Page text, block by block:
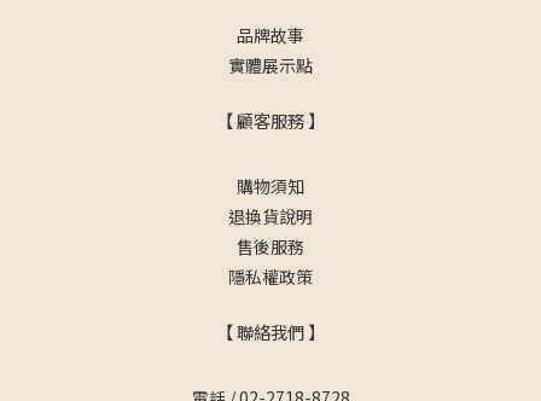
品牌故事
實體展示點
【 顧客服務 】
購物須知
退換貨說明
售後服務
隱私權政策
【 聯絡我們 】